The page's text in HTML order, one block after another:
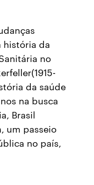
história da
no
da saúde
na busca
Brasil
um passeio
no país,